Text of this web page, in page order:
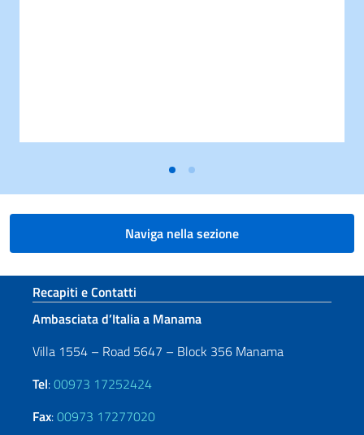
Naviga nella sezione
Sezione footer
Recapiti e Contatti
Ambasciata d’Italia a Manama
Villa 1554 – Road 5647 – Block 356 Manama
Tel:00973 17252424
Fax:00973 17277020